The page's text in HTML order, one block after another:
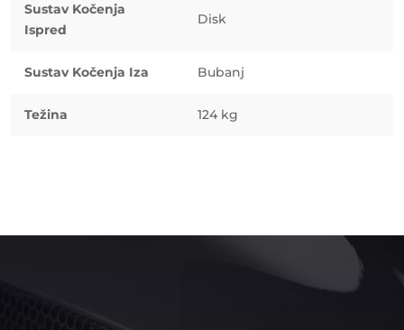
Sustav Kočenja
Ispred
Disk
Sustav Kočenja Iza Bubanj
Težina 124 kg